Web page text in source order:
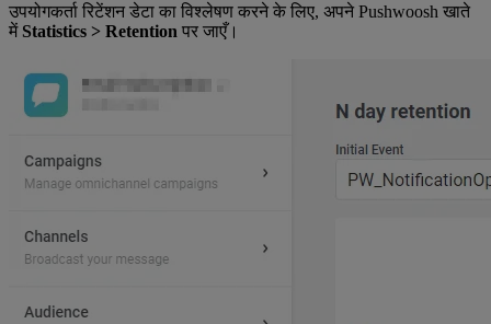
उपयोगकर्ता रिटेंशन डेटा का विश्लेषण करने के लिए, अपने Pushwoosh खाते
में Statistics > Retention पर जाएँ।